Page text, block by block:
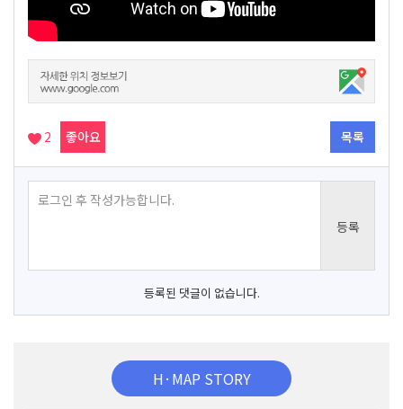
2 좋아요 목록
등록된 댓글이 없습니다.
H·MAP STORY